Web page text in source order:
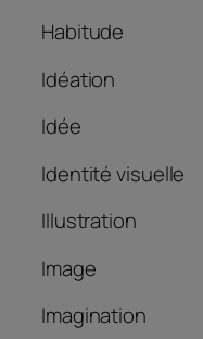
Habitude
Idéation
Idée
Identité visuelle
Illustration
Image
Imagination